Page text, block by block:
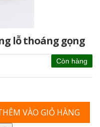
lỗ thoáng gọng
Còn hàng
VÀO GIỎ HÀNG